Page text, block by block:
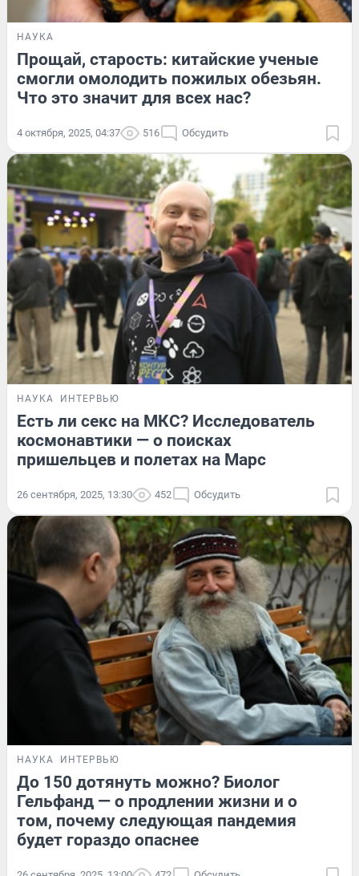
НАУКА
Прощай, старость: китайские ученые
смогли омолодить пожилых обезьян.
Что это значит для всех нас?
4 октября, 2025, 04:37 516 Обсудить
НАУКА ИНТЕРВЬЮ
Есть ли секс на МКС? Исследователь
космонавтики — о поисках
пришельцев и полетах на Марс
26 сентября, 2025, 13:30 452 Обсудить
НАУКА ИНТЕРВЬЮ
До 150 дотянуть можно? Биолог
Гельфанд — о продлении жизни и о
том, почему следующая пандемия
будет гораздо опаснее